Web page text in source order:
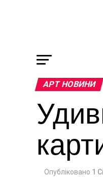
АРТ НОВИНИ
Опубліковано 1